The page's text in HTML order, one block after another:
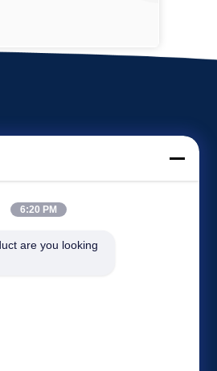
6:20 PM
are you looking